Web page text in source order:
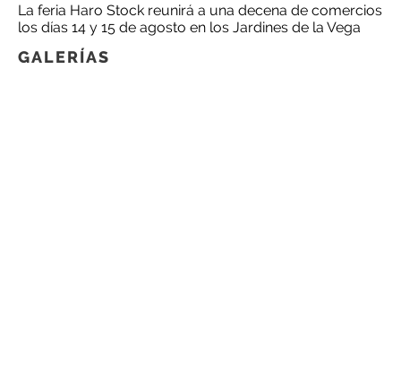
La feria Haro Stock reunirá a una decena de comercios
los días 14 y 15 de agosto en los Jardines de la Vega
GALERÍAS